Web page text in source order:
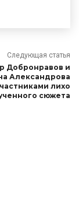
Следующая статья
Добронравов и
Александрова
лихо
сюжета